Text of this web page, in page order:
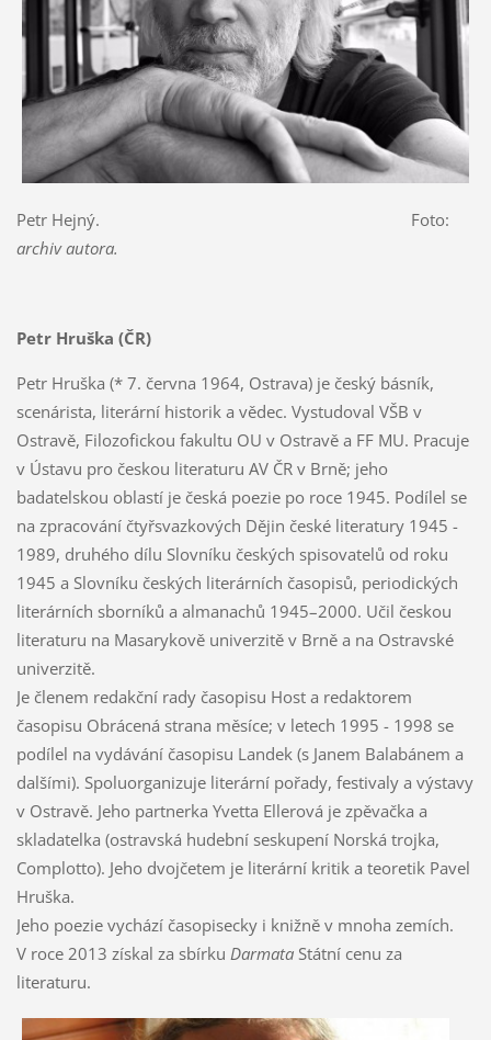
Petr Hejný. Foto:
archiv autora.
Petr Hruška (ČR)
Petr Hruška (* 7. června 1964, Ostrava) je český básník,
scenárista, literární historik a vědec. Vystudoval VŠB v
Ostravě, Filozofickou fakultu OU v Ostravě a FF MU. Pracuje
v Ústavu pro českou literaturu AV ČR v Brně; jeho
badatelskou oblastí je česká poezie po roce 1945. Podílel se
na zpracování čtyřsvazkových Dějin české literatury 1945 -
1989, druhého dílu Slovníku českých spisovatelů od roku
1945 a Slovníku českých literárních časopisů, periodických
literárních sborníků a almanachů 1945–2000. Učil českou
literaturu na Masarykově univerzitě v Brně a na Ostravské
univerzitě.
Je členem redakční rady časopisu Host a redaktorem
časopisu Obrácená strana měsíce; v letech 1995 - 1998 se
podílel na vydávání časopisu Landek (s Janem Balabánem a
dalšími). Spoluorganizuje literární pořady, festivaly a výstavy
v Ostravě. Jeho partnerka Yvetta Ellerová je zpěvačka a
skladatelka (ostravská hudební seskupení Norská trojka,
Complotto). Jeho dvojčetem je literární kritik a teoretik Pavel
Hruška.
Jeho poezie vychází časopisecky i knižně v mnoha zemích.
V roce 2013 získal za sbírku DarmataStátní cenu za
literaturu.